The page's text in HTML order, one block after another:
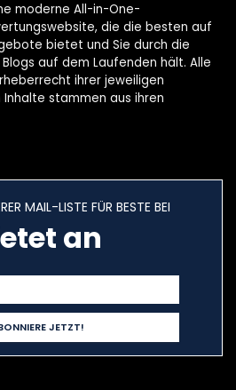
moderne All-in-One-
die die besten auf
bietet und Sie durch die
auf dem Laufenden hält. Alle
ihrer jeweiligen
stammen aus ihren
MAIL-LISTE FÜR BESTE BEI
an